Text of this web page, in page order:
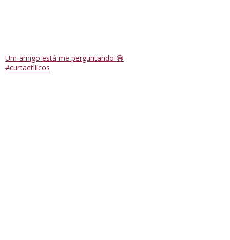
Um amigo está me perguntando 😅
#curtaetilicos